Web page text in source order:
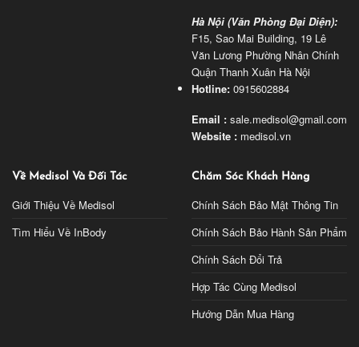
Hà Nội (Văn Phòng Đại Diện):
F15, Sao Mai Building, 19 Lê
Văn Lương Phường Nhân Chính
Quận Thanh Xuân Hà Nội
Hotline: 0915602884
Email : sale.medisol@gmail.com
Website : medisol.vn
Về Medisol Và Đối Tác
Giới Thiệu Về Medisol
Tìm Hiểu Về InBody
Chăm Sóc Khách Hàng
Chính Sách Bảo Mật Thông Tin
Chính Sách Bảo Hành Sản Phẩm
Chính Sách Đổi Trả
Hợp Tác Cùng Medisol
Hướng Dẫn Mua Hàng